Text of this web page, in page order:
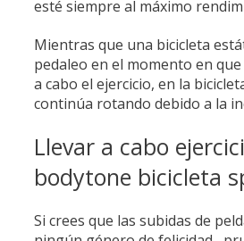
esté siempre al máximo
Mientras que una bicicleta
pedaleo en el momento en
a cabo el ejercicio, en la
continúa rotando debido a la
Llevar a cabo
bodytone bicicleta
Si crees que las subidas de